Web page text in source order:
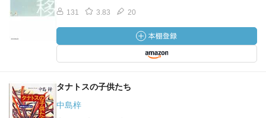
131 3.83 20
タナトスの子供たち
中島梓